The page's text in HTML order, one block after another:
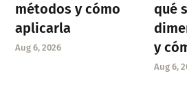
métodos y cómo
aplicarla
Aug 6, 2026
qué
y
Aug 6,